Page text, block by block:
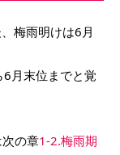
梅雨明けは6月
月末位までと覚
の章1-2.梅雨期